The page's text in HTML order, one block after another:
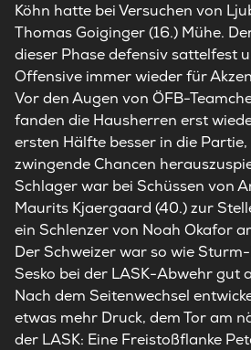
Köhn hatte bei Versuchen von
Thomas Goiginger (16.) Mühe.
dieser Phase defensiv sattelfest
Offensive immer wieder für
Vor den Augen von ÖFB-
fanden die Hausherren erst
ersten Hälfte besser in die
zwingende Chancen
Schlager war bei Schüssen von
Maurits Kjaergaard (40.) zur
ein Schlenzer von Noah Okafor
Der Schweizer war so wie
Sesko bei der LASK-Abwehr gut
Nach dem Seitenwechsel
etwas mehr Druck, dem Tor am
der LASK: Eine Freistoßflanke